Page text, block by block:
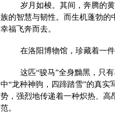
岁月如梭。其间，奔腾的
族的智慧与韧性。而生机蓬勃的
幸福飞奔而去。
在洛阳博物馆，珍藏着一
这匹“骏马”全身黝黑，只
中“龙种神驹，四蹄踏雪”的真
势，强烈地传递着一种炽热、高
范。